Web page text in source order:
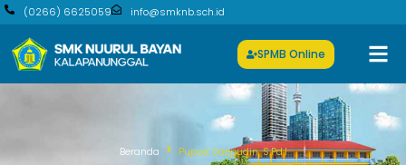
(0266) 6625059 info@smknb.sch.id
SPMB Online
Beranda Pupud Saepudin, S.Pd.I